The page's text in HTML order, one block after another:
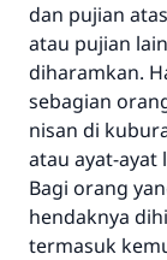
dan pujian
atau pujian
diharamkan.
sebagian
nisan di
atau ayat-ayat
Bagi orang
hendaknya
termasuk
Bantu kami
"Siapa
meka
sama